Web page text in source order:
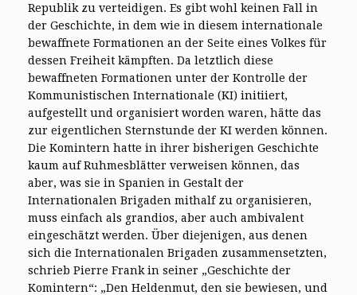
Republik zu verteidigen. Es gibt wohl keinen Fall in
der Geschichte, in dem wie in diesem internationale
bewaffnete Formationen an der Seite eines Volkes für
dessen Freiheit kämpften. Da letztlich diese
bewaffneten Formationen unter der Kontrolle der
Kommunistischen Internationale (KI) initiiert,
aufgestellt und organisiert worden waren, hätte das
zur eigentlichen Sternstunde der KI werden können.
Die Komintern hatte in ihrer bisherigen Geschichte
kaum auf Ruhmesblätter verweisen können, das
aber, was sie in Spanien in Gestalt der
Internationalen Brigaden mithalf zu organisieren,
muss einfach als grandios, aber auch ambivalent
eingeschätzt werden. Über diejenigen, aus denen
sich die Internationalen Brigaden zusammensetzten,
schrieb Pierre Frank in seiner „Geschichte der
Komintern“: „Den Heldenmut, den sie bewiesen, und